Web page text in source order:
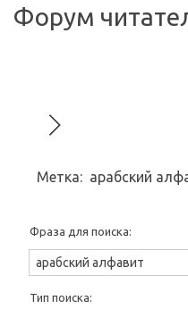
Форум
Метка: арабский
Фраза для поиска:
Тип поиска: